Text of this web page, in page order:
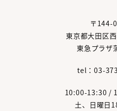
〒144-
東京都大田区
東急プラ
tel：03-
10:00-13:30 /
土、日曜日